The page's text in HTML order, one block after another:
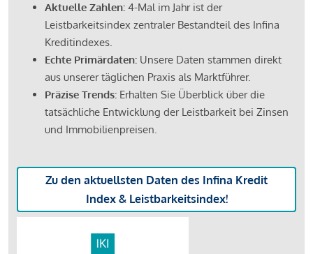
Aktuelle Zahlen: 4-Mal im Jahr ist der
Leistbarkeitsindex zentraler Bestandteil des Infina
Kreditindexes.
Echte Primärdaten: Unsere Daten stammen direkt
aus unserer täglichen Praxis als Marktführer.
Präzise Trends: Erhalten Sie Überblick über die
tatsächliche Entwicklung der Leistbarkeit bei Zinsen
und Immobilienpreisen.
Zu den aktuellsten Daten des Infina Kredit
Index & Leistbarkeitsindex!